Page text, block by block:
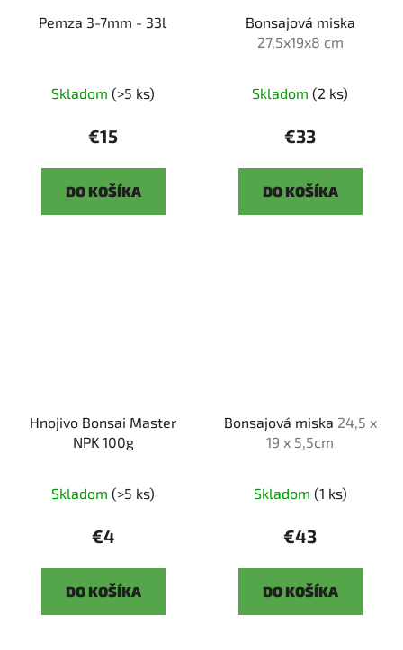
Pemza 3-7mm - 33l
Skladom (>5 ks)
€15
DO KOŠÍKA
Bonsajová miska
27,5x19x8 cm
Skladom (2 ks)
€33
DO KOŠÍKA
Hnojivo Bonsai Master
NPK 100g
Skladom (>5 ks)
€4
DO KOŠÍKA
Bonsajová miska 24,5 x
19 x 5,5cm
Skladom (1 ks)
€43
DO KOŠÍKA